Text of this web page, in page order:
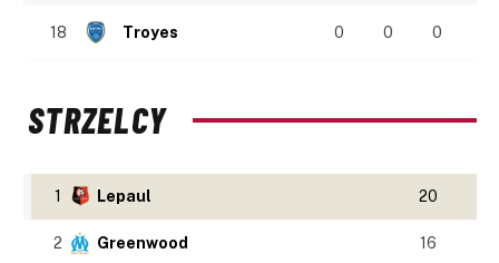
18 Troyes 0 0 0
STRZELCY
1 Lepaul 20
2 Greenwood 16